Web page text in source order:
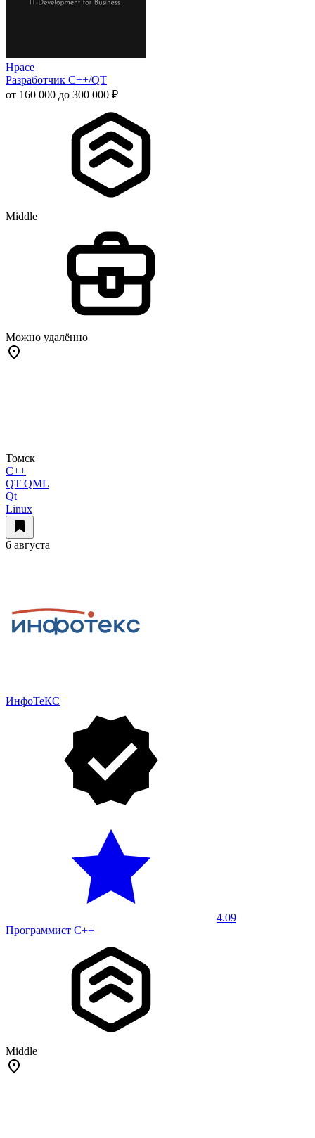
Hpace
Разработчик С++/QT
от 160 000 до 300 000 ₽
Middle
Можно удалённо
Томск
C++
QT QML
Qt
Linux
6 августа
ИнфоТеКС
4.09
Программист С++
Middle